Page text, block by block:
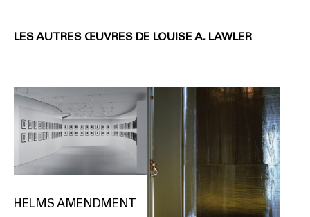
LES AUTRES ŒUVRES DE LOUISE A. LAWLER
HELMS AMENDMENT